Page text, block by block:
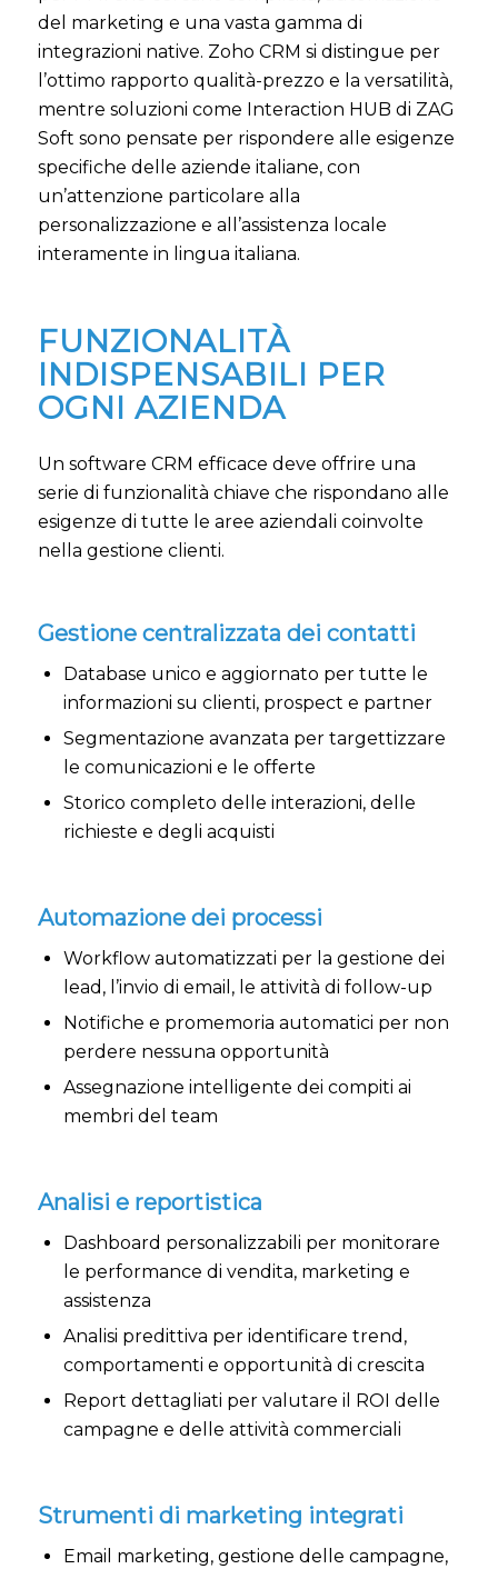
del marketing e una vasta gamma di
integrazioni native. Zoho CRM si distingue per
l’ottimo rapporto qualità-prezzo e la versatilità,
mentre soluzioni come Interaction HUB di ZAG
Soft sono pensate per rispondere alle esigenze
specifiche delle aziende italiane, con
un’attenzione particolare alla
personalizzazione e all’assistenza locale
interamente in lingua italiana.
FUNZIONALITÀ
INDISPENSABILI PER
OGNI AZIENDA
Un software CRM efficace deve offrire una
serie di funzionalità chiave che rispondano alle
esigenze di tutte le aree aziendali coinvolte
nella gestione clienti.
Gestione centralizzata dei contatti
Database unico e aggiornato per tutte le
informazioni su clienti, prospect e partner
Segmentazione avanzata per targettizzare
le comunicazioni e le offerte
Storico completo delle interazioni, delle
richieste e degli acquisti
Automazione dei processi
Workflow automatizzati per la gestione dei
lead, l’invio di email, le attività di follow-up
Notifiche e promemoria automatici per non
perdere nessuna opportunità
Assegnazione intelligente dei compiti ai
membri del team
Analisi e reportistica
Dashboard personalizzabili per monitorare
le performance di vendita, marketing e
assistenza
Analisi predittiva per identificare trend,
comportamenti e opportunità di crescita
Report dettagliati per valutare il ROI delle
campagne e delle attività commerciali
Strumenti di marketing integrati
Email marketing, gestione delle campagne,